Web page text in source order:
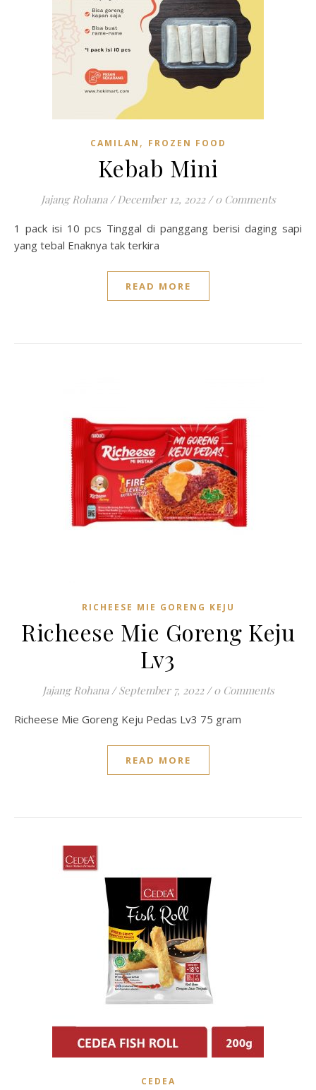
CAMILAN , FROZEN FOOD
Kebab Mini
Jajang Rohana / December 12, 2022 / 0 Comments
1 pack isi 10 pcs Tinggal di panggang berisi daging sapi
yang tebal Enaknya tak terkira
READ MORE
RICHEESE MIE GORENG KEJU
Richeese Mie Goreng Keju
Lv3
Jajang Rohana / September 7, 2022 / 0 Comments
Richeese Mie Goreng Keju Pedas Lv3 75 gram
READ MORE
CEDEA